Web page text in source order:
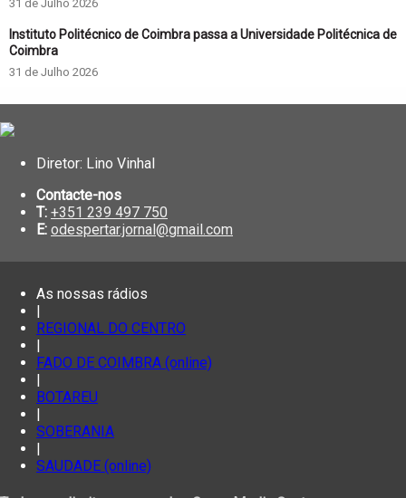
31 de Julho 2026
Instituto Politécnico de Coimbra passa a Universidade Politécnica de
Coimbra
31 de Julho 2026
Diretor: Lino Vinhal
Contacte-nos
T: +351 239 497 750
E: odespertar.jornal@gmail.com
As nossas rádios
REGIONAL DO CENTRO
FADO DE COIMBRA (online)
BOTAREU
SOBERANIA
SAUDADE (online)